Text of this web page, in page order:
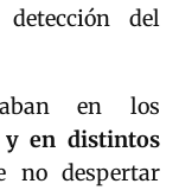
del
en los
y en distintos
no despertar